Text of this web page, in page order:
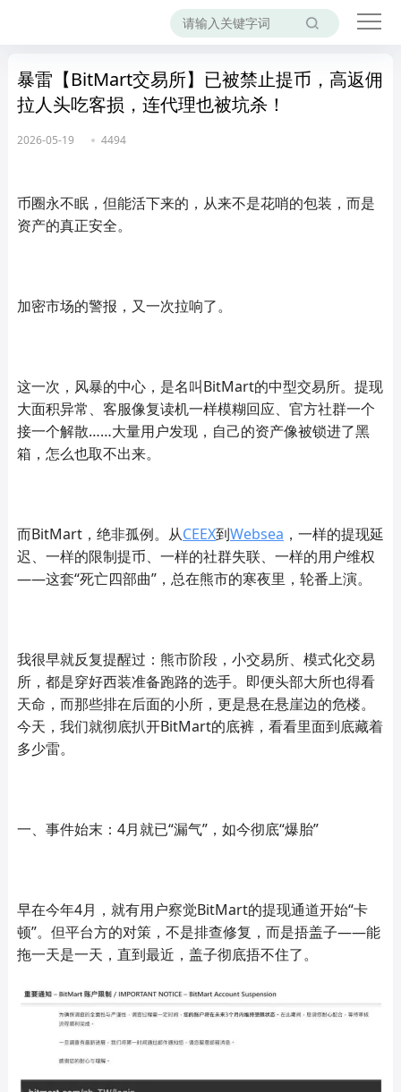
暴雷【BitMart交易所】已被禁止提币，高返佣
拉人头吃客损，连代理也被坑杀！
2026-05-19 4494
币圈永不眠，但能活下来的，从来不是花哨的包装，而是
资产的真正安全。
加密市场的警报，又一次拉响了。
这一次，风暴的中心，是名叫BitMart的中型交易所。提现
大面积异常、客服像复读机一样模糊回应、官方社群一个
接一个解散……大量用户发现，自己的资产像被锁进了黑
箱，怎么也取不出来。
而BitMart，绝非孤例。从CEEX到Websea ，一样的提现延
迟、一样的限制提币、一样的社群失联、一样的用户维权
——这套“死亡四部曲”，总在熊市的寒夜里，轮番上演。
我很早就反复提醒过：熊市阶段，小交易所、模式化交易
所，都是穿好西装准备跑路的选手。即便头部大所也得看
天命，而那些排在后面的小所，更是悬在悬崖边的危楼。
今天，我们就彻底扒开BitMart的底裤，看看里面到底藏着
多少雷。
一、事件始末：4月就已“漏气”，如今彻底“爆胎”
早在今年4月，就有用户察觉BitMart的提现通道开始“卡
顿”。但平台方的对策，不是排查修复，而是捂盖子——能
拖一天是一天，直到最近，盖子彻底捂不住了。